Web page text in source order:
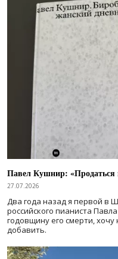
Павел Кушнир: «Продаться
27.07.2026
Два года назад я первой в
российского пианиста
годовщину его смерти,
добавить.